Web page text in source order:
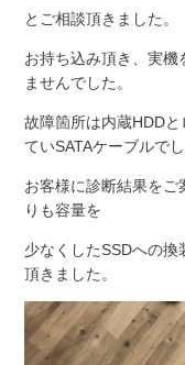
とご相談頂きました。
お持ち込み頂き、実機
ませんでした。
故障箇所は内蔵HDD
ていSATAケーブルでし
お客様に診断結果をご
りも容量を
少なくしたSSDへの換
頂きました。